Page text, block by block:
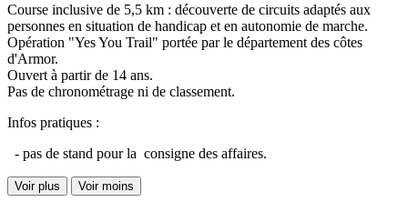
Course inclusive de 5,5 km : découverte de circuits adaptés aux
personnes en situation de handicap et en autonomie de marche.
Opération "Yes You Trail" portée par le département des côtes
d'Armor.
Ouvert à partir de 14 ans.
Pas de chronométrage ni de classement.
Infos pratiques :
- pas de stand pour la consigne des affaires.
Voir plus Voir moins